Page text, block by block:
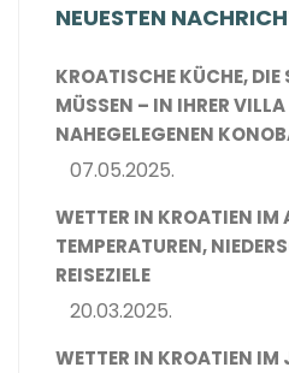
NEUESTEN
KROATISCHE KÜCHE, DIE
MÜSSEN – IN IHRER VILLA
NAHEGELEGENEN
07.05.2025.
WETTER IN KROATIEN IM
TEMPERATUREN,
REISEZIELE
20.03.2025.
WETTER IN KROATIEN IM